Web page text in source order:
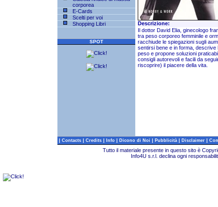
corporea
E-Cards
Scelti per voi
Shopping Libri
SPOT
Descrizione:
Il dottor David Elia, ginecologo
tra peso corporeo femminile e
racchiude le spiegazioni sugli
sentirsi bene e in forma,
peso e propone soluzioni
consigli autorevoli e facili da
riscoprire) il piacere della vita.
| Contacts | Credits | Info | Dicono di Noi | Pubblicità | Disclaimer |
Tutto il materiale presente in questo sito è
Info4U s.r.l. declina ogni